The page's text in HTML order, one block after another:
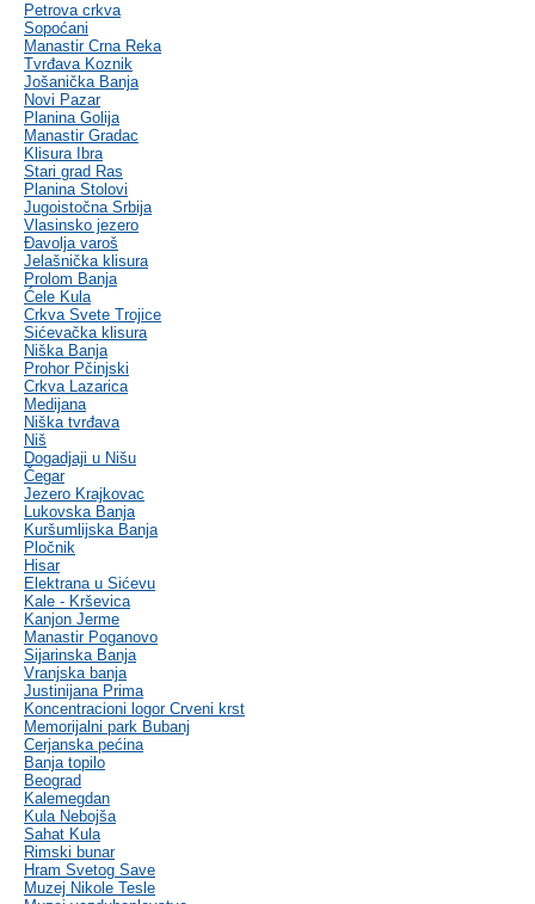
Petrova crkva
Sopoćani
Manastir Crna Reka
Tvrđava Koznik
Jošanička Banja
Novi Pazar
Planina Golija
Manastir Gradac
Klisura Ibra
Stari grad Ras
Planina Stolovi
Jugoistočna Srbija
Vlasinsko jezero
Đavolja varoš
Jelašnička klisura
Prolom Banja
Ćele Kula
Crkva Svete Trojice
Sićevačka klisura
Niška Banja
Prohor Pčinjski
Crkva Lazarica
Medijana
Niška tvrđava
Niš
Dogadjaji u Nišu
Čegar
Jezero Krajkovac
Lukovska Banja
Kuršumlijska Banja
Pločnik
Hisar
Elektrana u Sićevu
Kale - Krševica
Kanjon Jerme
Manastir Poganovo
Sijarinska Banja
Vranjska banja
Justinijana Prima
Koncentracioni logor Crveni krst
Memorijalni park Bubanj
Cerjanska pećina
Banja topilo
Beograd
Kalemegdan
Kula Nebojša
Sahat Kula
Rimski bunar
Hram Svetog Save
Muzej Nikole Tesle